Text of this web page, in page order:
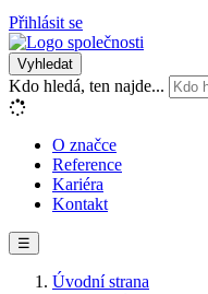
Přihlásit se
Vyhledat
Kdo hledá, ten najde...
O značce
Reference
Kariéra
Kontakt
☰
Úvodní strana